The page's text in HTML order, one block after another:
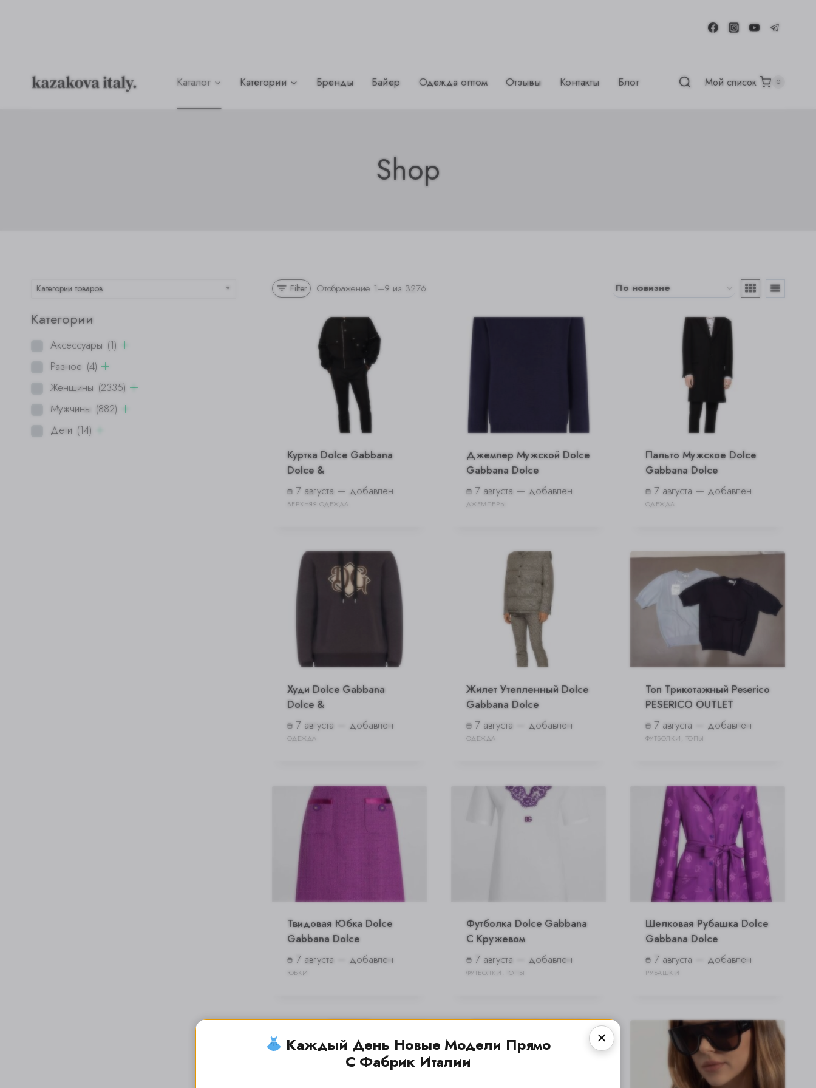
Каталог Категории Бренды Байер Одежда оптом Отзывы Контакты Блог Мой список 0
Shop
Filter Отображение 1–9 из 3276Сортировка:
Куртка Dolce Gabbana
Dolce &
7 августа — добавлен
ВЕРХНЯЯ ОДЕЖДА
Джемпер Мужской Dolce
Gabbana Dolce
7 августа — добавлен
ДЖЕМПЕРЫ
Пальто Мужское Dolce
Gabbana Dolce
7 августа — добавлен
ОДЕЖДА
Худи Dolce Gabbana
Dolce &
7 августа — добавлен
ОДЕЖДА
Жилет Утепленный Dolce
Gabbana Dolce
7 августа — добавлен
ОДЕЖДА
Топ Трикотажный Peserico
PESERICO OUTLET
7 августа — добавлен
ФУТБОЛКИ, ТОПЫ
Твидовая Юбка Dolce
Gabbana Dolce
7 августа — добавлен
ЮБКИ
Футболка Dolce Gabbana
С Кружевом
7 августа — добавлен
ФУТБОЛКИ, ТОПЫ
Шелковая Рубашка Dolce
Gabbana Dolce
7 августа — добавлен
РУБАШКИ
Категории товаров
Категории
Аксессуары (1)
Разное (4)
Женщины (2335)
Мужчины (882)
Дети (14)
Каждый День Новые Модели Прямо
С Фабрик Италии